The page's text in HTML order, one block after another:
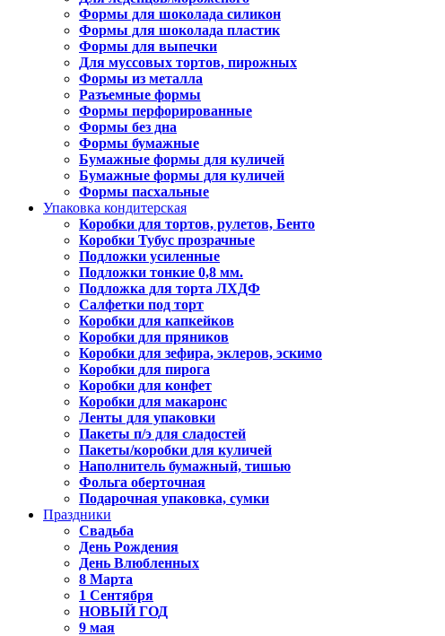
Формы для шоколада силикон
Формы для шоколада пластик
Формы для выпечки
Для муссовых тортов, пирожных
Формы из металла
Разъемные формы
Формы перфорированные
Формы без дна
Формы бумажные
Бумажные формы для куличей
Бумажные формы для куличей
Формы пасхальные
Упаковка кондитерская
Коробки для тортов, рулетов, Бенто
Коробки Тубус прозрачные
Подложки усиленные
Подложки тонкие 0,8 мм.
Подложка для торта ЛХДФ
Салфетки под торт
Коробки для капкейков
Коробки для пряников
Коробки для зефира, эклеров, эскимо
Коробки для пирога
Коробки для конфет
Коробки для макаронс
Ленты для упаковки
Пакеты п/э для сладостей
Пакеты/коробки для куличей
Наполнитель бумажный, тишью
Фольга оберточная
Подарочная упаковка, сумки
Праздники
Свадьба
День Рождения
День Влюбленных
8 Марта
1 Сентября
НОВЫЙ ГОД
9 мая